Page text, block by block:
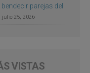
parejas del
julio 25, 2026
VISTAS